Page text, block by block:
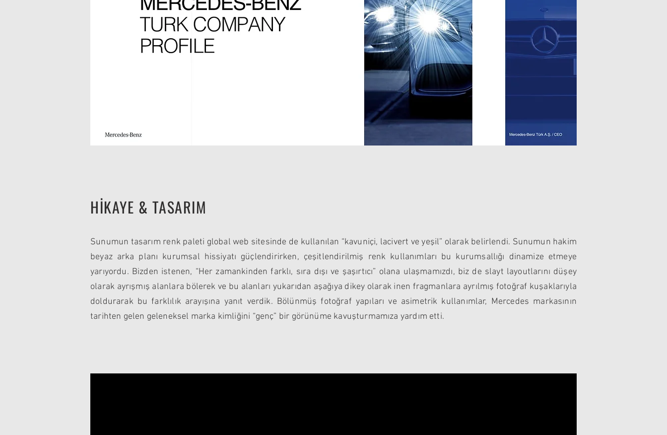
HİKAYE & TASARIM
Sunumun tasarım renk paleti global web sitesinde de kullanılan “kavuniçi, lacivert ve yeşil” olarak belirlendi. Sunumun hakim
beyaz arka planı kurumsal hissiyatı güçlendirirken, çeşitlendirilmiş renk kullanımları bu kurumsallığı dinamize etmeye
yarıyordu. Bizden istenen, “Her zamankinden farklı, sıra dışı ve şaşırtıcı” olana ulaşmamızdı, biz de slayt layoutlarını düşey
olarak ayrışmış alanlara bölerek ve bu alanları yukarıdan aşağıya dikey olarak inen fragmanlara ayrılmış fotoğraf kuşaklarıyla
doldurarak bu farklılık arayışına yanıt verdik. Bölünmüş fotoğraf yapıları ve asimetrik kullanımlar, Mercedes markasının
tarihten gelen geleneksel marka kimliğini “genç” bir görünüme kavuşturmamıza yardım etti.